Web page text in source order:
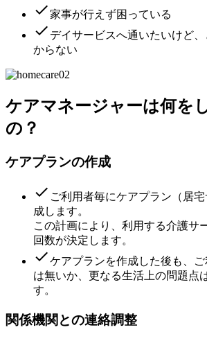
done家事が行えず困っている
done デイサービスへ通いたいけど
からない
ケアマネージャーは何を
の？
ケアプランの作成
done ご利用者毎にケアプラン（居
成します。
この計画により、利用する介護サ
回数が決定します。
doneケアプランを作成した後も、
は無いか、更なる生活上の問題点
す。
関係機関との連絡調整